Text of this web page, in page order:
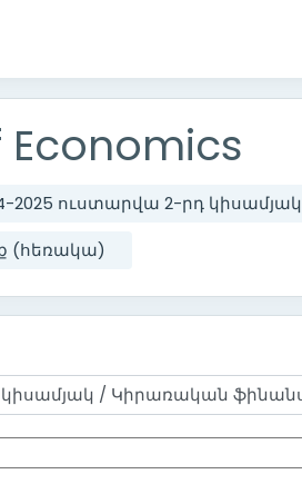
2025 ուստարվա 2-րդ կիսամյակ
(հեռակա)